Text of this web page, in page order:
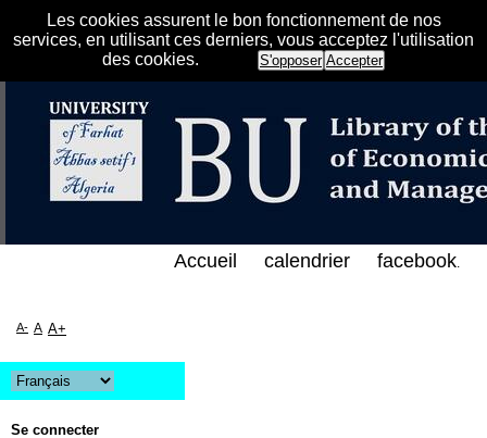
Les cookies assurent le bon fonctionnement de nos
services, en utilisant ces derniers, vous acceptez l'utilisation
des cookies.
S'opposer Accepter
الإلكتروني على الخط المباشر لمكتبة كلية
Accueil calendrier facebook.
A- A A+
Se connecter